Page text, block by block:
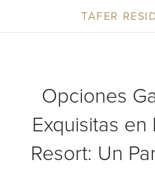
TAFER
Opciones
Exquisitas en
Resort: Un